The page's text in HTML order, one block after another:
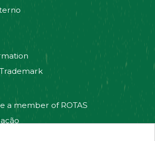
a member of ROTAS